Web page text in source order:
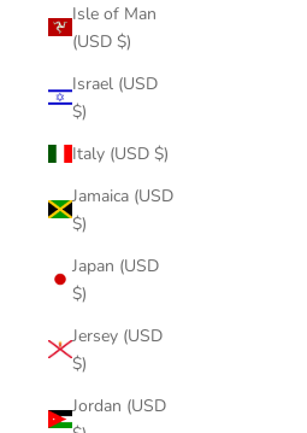
Isle of Man
(USD $)
Israel (USD
$)
Italy (USD $)
Jamaica (USD
$)
Japan (USD
$)
Jersey (USD
$)
Jordan (USD